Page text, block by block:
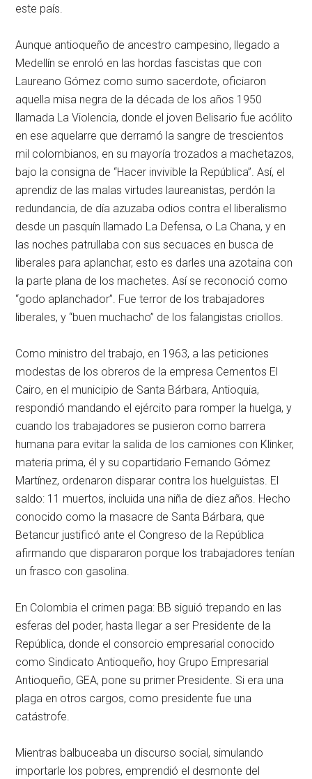
este país.
Aunque antioqueño de ancestro campesino, llegado a
Medellín se enroló en las hordas fascistas que con
Laureano Gómez como sumo sacerdote, oficiaron
aquella misa negra de la década de los años 1950
llamada La Violencia, donde el joven Belisario fue acólito
en ese aquelarre que derramó la sangre de trescientos
mil colombianos, en su mayoría trozados a machetazos,
bajo la consigna de “Hacer invivible la República”. Así, el
aprendiz de las malas virtudes laureanistas, perdón la
redundancia, de día azuzaba odios contra el liberalismo
desde un pasquín llamado La Defensa, o La Chana, y en
las noches patrullaba con sus secuaces en busca de
liberales para aplanchar, esto es darles una azotaina con
la parte plana de los machetes. Así se reconoció como
“godo aplanchador”. Fue terror de los trabajadores
liberales, y “buen muchacho” de los falangistas criollos.
Como ministro del trabajo, en 1963, a las peticiones
modestas de los obreros de la empresa Cementos El
Cairo, en el municipio de Santa Bárbara, Antioquia,
respondió mandando el ejército para romper la huelga, y
cuando los trabajadores se pusieron como barrera
humana para evitar la salida de los camiones con Klinker,
materia prima, él y su copartidario Fernando Gómez
Martínez, ordenaron disparar contra los huelguistas. El
saldo: 11 muertos, incluida una niña de diez años. Hecho
conocido como la masacre de Santa Bárbara, que
Betancur justificó ante el Congreso de la República
afirmando que dispararon porque los trabajadores tenían
un frasco con gasolina.
En Colombia el crimen paga: BB siguió trepando en las
esferas del poder, hasta llegar a ser Presidente de la
República, donde el consorcio empresarial conocido
como Sindicato Antioqueño, hoy Grupo Empresarial
Antioqueño, GEA, pone su primer Presidente. Si era una
plaga en otros cargos, como presidente fue una
catástrofe.
Mientras balbuceaba un discurso social, simulando
importarle los pobres, emprendió el desmonte del